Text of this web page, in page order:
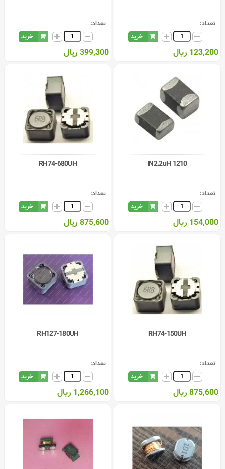
تعداد:
خرید
123,200 ریال
تعداد:
خرید
399,300 ریال
IN2.2uH 1210
تعداد:
خرید
154,000 ریال
RH74-680UH
تعداد:
خرید
875,600 ریال
RH74-150UH
تعداد:
خرید
875,600 ریال
RH127-180UH
تعداد:
خرید
1,266,100 ریال